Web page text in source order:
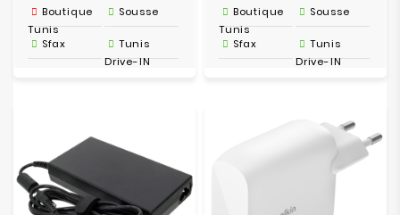
Boutique
Tunis
Sousse
Sfax
Tunis
Drive-IN
Boutique
Tunis
Sousse
Sfax
Tunis
Drive-IN